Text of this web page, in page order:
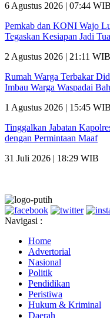
6 Agustus 2026 | 07:44 WIB
Pemkab dan KONI Wajo
Tegaskan Kesiapan Jadi
2 Agustus 2026 | 21:11 WIB
Rumah Warga Terbakar
Imbau Warga Waspadai
1 Agustus 2026 | 15:45 WIB
Tinggalkan Jabatan
dengan Permintaan Maaf
31 Juli 2026 | 18:29 WIB
Navigasi :
Home
Advertorial
Nasional
Politik
Pendidikan
Peristiwa
Hukum & Kriminal
Daerah